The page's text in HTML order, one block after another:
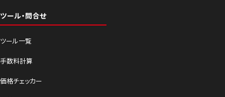
ツール・問合せ
ツール一覧
手数料計算
価格チェッカー